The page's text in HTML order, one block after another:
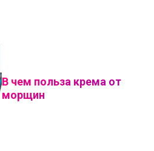
В чем польза крема от
морщин